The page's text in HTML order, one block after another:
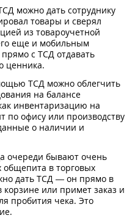
можно дать сотруднику
товары и сверял
из товароучетной
еще и мобильным
с ТСД отдавать
ценника.
ТСД можно облегчить
на балансе
инвентаризацию на
по офису или производству
о наличии и
очереди бывают очень
в торговых
дать ТСД — он прямо в
или примет заказ и
пробития чека. Это